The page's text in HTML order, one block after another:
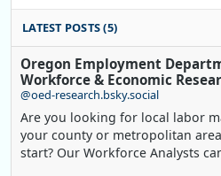
LATEST POSTS (5)
Oregon Employment
Workforce & Economic
@oed-research.bsky.social
Are you looking for local labor
your county or metropolitan
start? Our Workforce Analysts